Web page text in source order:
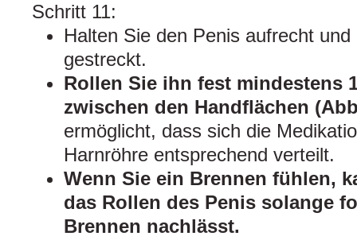
Schritt 11:
Halten Sie den Penis aufrecht
gestreckt.
Rollen Sie ihn fest mindestens
zwischen den Handflächen
ermöglicht, dass sich die
Harnröhre entsprechend verteilt.
Wenn Sie ein Brennen fühlen,
das Rollen des Penis solange
Brennen nachlässt.